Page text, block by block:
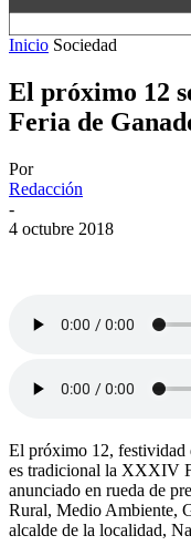
Inicio Sociedad
El próximo 12
Feria de
Por
Redacción
-
4 octubre 2018
El próximo 12, festividad
es tradicional la XXXIV
anunciado en rueda de
Rural, Medio Ambiente,
alcalde de la localidad,